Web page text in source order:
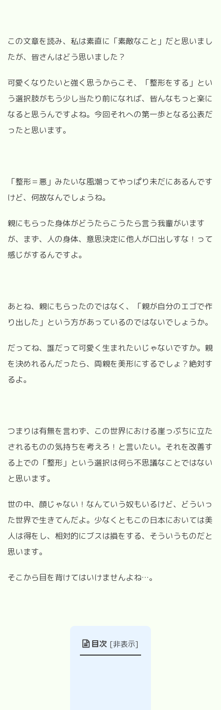
この文章を読み、私は素直に「素敵なこと」だと思いまし
たが、皆さんはどう思いました？
可愛くなりたいと強く思うからこそ、「整形をする」とい
う選択肢がもう少し当たり前になれば、皆んなもっと楽に
なると思うんですよね。今回それへの第一歩となる公表だ
ったと思います。
「整形＝悪」みたいな風潮ってやっぱり未だにあるんです
けど、何故なんでしょうね。
親にもらった身体がどうたらこうたら言う我輩がいます
が、まず、人の身体、意思決定に他人が口出しすな！って
感じがするんですよ。
あとね、親にもらったのではなく、「親が自分のエゴで作
り出した」という方があっているのではないでしょうか。
だってね、誰だって可愛く生まれたいじゃないですか。親
を決めれるんだったら、両親を美形にするでしょ？絶対す
るよ。
つまりは有無を言わず、この世界における崖っぷちに立た
されるものの気持ちを考えろ！と言いたい。それを改善す
る上での「整形」という選択は何ら不思議なことではない
と思います。
世の中、顔じゃない！なんていう奴もいるけど、どういっ
た世界で生きてんだよ。少なくともこの日本においては美
人は得をし、相対的にブスは損をする、そういうものだと
思います。
そこから目を背けてはいけませんよね…。
目次 [非表示]